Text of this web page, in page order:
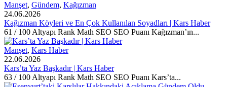
Manşet, Gündem, Kağızman
24.06.2026
Kağızman Köyleri ve En Çok Kullanılan Soyadları | Kars Haber
61 / 100 Altyapı Rank Math SEO SEO Puanı Kağızman’ın...
Manşet, Kars Haber
22.06.2026
Kars’ta Yaz Başkadır | Kars Haber
63 / 100 Altyapı Rank Math SEO SEO Puanı Kars’ta...